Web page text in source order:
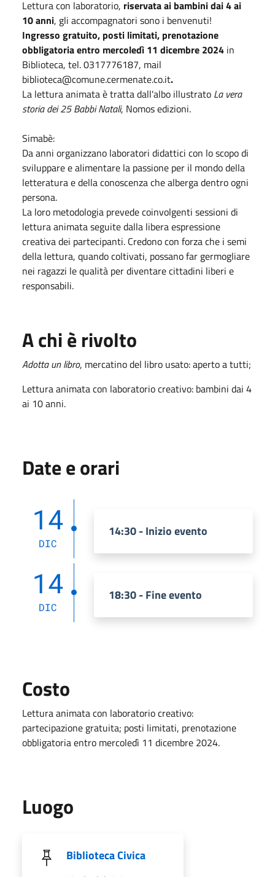
Lettura con laboratorio, riservata ai bambini dai 4 ai
10 anni, gli accompagnatori sono i benvenuti!
Ingresso gratuito, posti limitati, prenotazione
obbligatoria entro mercoledì 11 dicembre 2024 in
Biblioteca, tel. 0317776187, mail
biblioteca@comune.cermenate.co.it.
La lettura animata è tratta dall'albo illustrato La vera
storia dei 25 Babbi Natali, Nomos edizioni.
Simabè:
Da anni organizzano laboratori didattici con lo scopo di
sviluppare e alimentare la passione per il mondo della
letteratura e della conoscenza che alberga dentro ogni
persona.
La loro metodologia prevede coinvolgenti sessioni di
lettura animata seguite dalla libera espressione
creativa dei partecipanti. Credono con forza che i semi
della lettura, quando coltivati, possano far germogliare
nei ragazzi le qualità per diventare cittadini liberi e
responsabili.
A chi è rivolto
Adotta un libro, mercatino del libro usato: aperto a tutti;
Lettura animata con laboratorio creativo: bambini dai 4
ai 10 anni.
Date e orari
14
DIC
14:30 - Inizio evento
14
DIC
18:30 - Fine evento
Costo
Lettura animata con laboratorio creativo:
partecipazione gratuita; posti limitati, prenotazione
obbligatoria entro mercoledì 11 dicembre 2024.
Luogo
Biblioteca Civica